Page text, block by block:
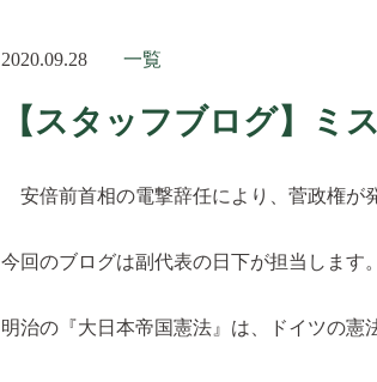
2020.09.28 一覧
【スタッフブログ】ミ
安倍前首相の電撃辞任により、菅政権が
今回のブログは副代表の日下が担当します
明治の『大日本帝国憲法』は、ドイツの憲